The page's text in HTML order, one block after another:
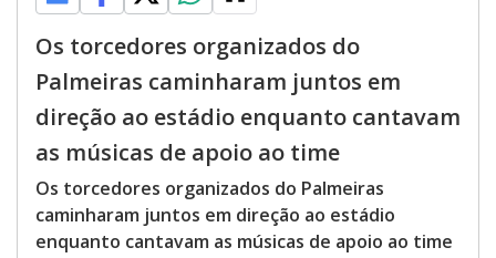
Os torcedores organizados do
Palmeiras caminharam juntos em
direção ao estádio enquanto cantavam
as músicas de apoio ao time
Os torcedores organizados do Palmeiras
caminharam juntos em direção ao estádio
enquanto cantavam as músicas de apoio ao time